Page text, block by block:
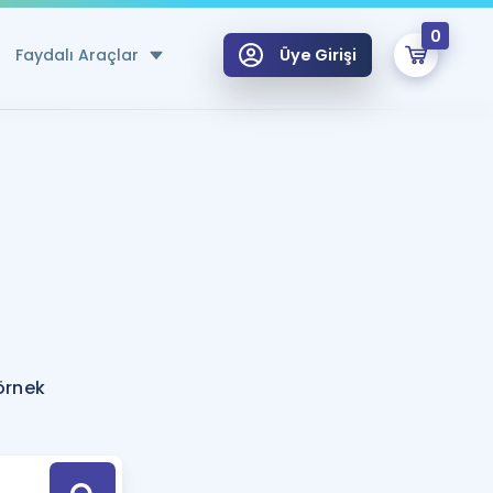
Faydalı Araçlar
Hesaplama Aracı
için Öneriler
Tek Takvimde
Üye Girişi
0